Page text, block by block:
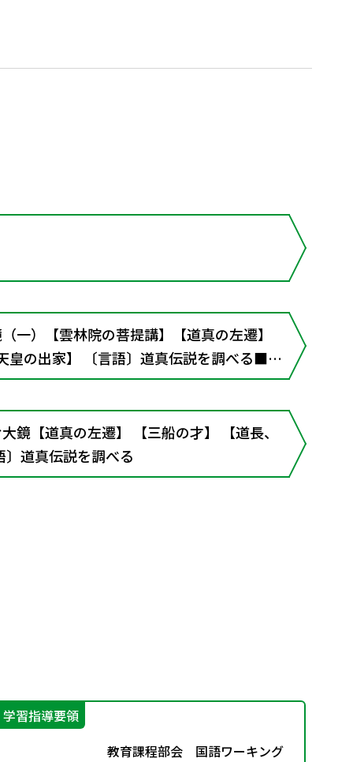
一）【雲林院の菩提講】【道真の左遷】
皇の出家】 〔言語〕道真伝説を調べる■古
れる陰陽師・安倍晴明
鏡【道真の左遷】 【三船の才】 【道長、
道真伝説を調べる
学習指導要領
教育課程部会 国語ワーキング